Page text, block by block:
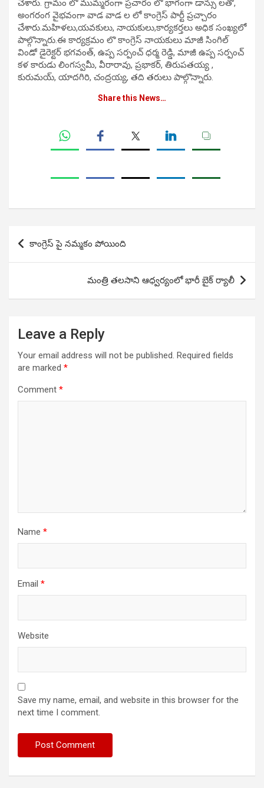
చేశారు. గ్రామం లో ముమ్మరంగా ప్రచారం లో భాగంగా డాన్సు లతో,
అంగరంగ వైభవంగా వాడ వాడ ల లో కాంగ్రెస్ పార్టీ ప్రచ్చారం
చేశారు.మహిళలు,యవకులు, నాయకులు,కార్యకర్తలు అధిక సంఖ్యలో
పాల్గొన్నారు.ఈ కార్యక్రమం లొ కాంగ్రెస్ నాయకులు మాజీ సింగిల్
విండో డైరెక్టర్ భగవంత్, ఉప్ప సర్పంచ్ ధర్మ రెడ్డి, మాజీ ఉప్ప సర్పంచ్
కళ కారుడు లింగస్వమీ, వీరారావు, ప్రభాకర్, తిరుపతయ్య ,
కురుమయ్, యాదగిరి, చంద్రయ్య, తది తరులు పాల్గొన్నారు.
Share this News…
Post
navigation
కాంగ్రెస్ పై నమ్మకం పోయింది
మంత్రి తలసాని ఆధ్వర్యంలో భారీ బైక్ ర్యాలీ
Leave a Reply
Your email address will not be published. Required fields
are marked *
Comment *
Name *
Email *
Website
Save my name, email, and website in this browser for the
next time I comment.